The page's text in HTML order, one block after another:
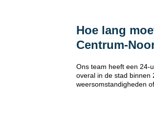
Hoe lang
Centrum-
Ons team heeft een 24-
overal in de stad binnen
weersomstandigheden